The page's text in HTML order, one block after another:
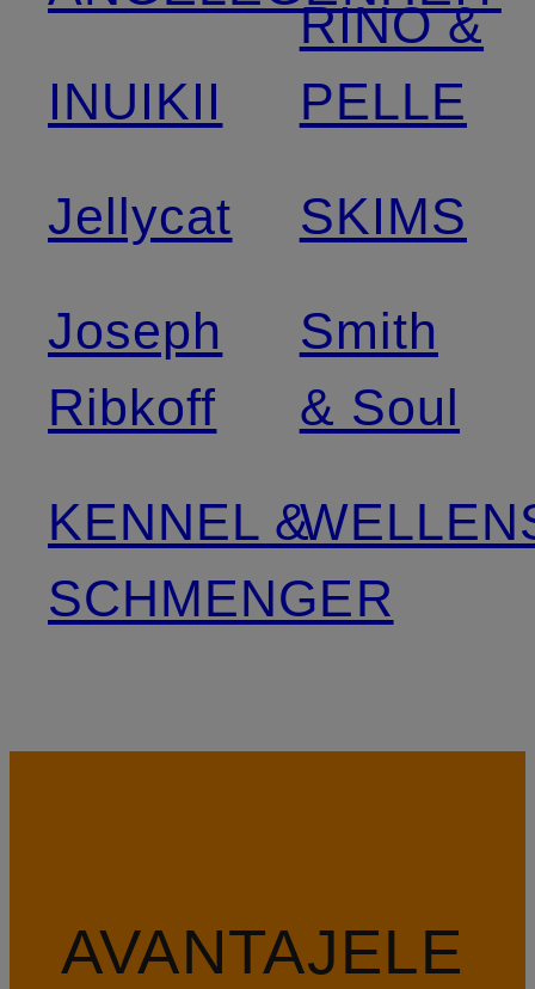
INUIKII
Jellycat
Joseph
Ribkoff
KENNEL &
SCHMENGER
RINO &
PELLE
SKIMS
Smith
& Soul
AVANTAJELE